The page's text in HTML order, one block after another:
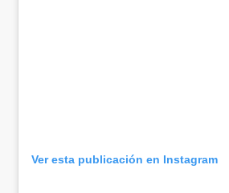
Ver esta publicación en Instagram